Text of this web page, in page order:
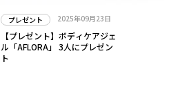
プレゼント 2025年09月23日
【プレゼント】ボディケアジェ
ル「AFLORA」 3人にプレゼン
ト